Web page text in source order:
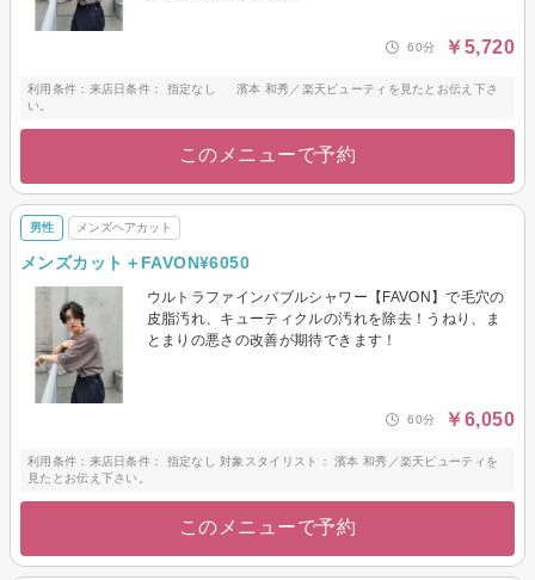
60分 ￥5,720
利用条件：来店日条件： 指定なし 濱本 和秀／楽天ビューティを見たとお伝え下さ
い。
このメニューで予約
男性 メンズヘアカット
メンズカット＋FAVON¥6050
ウルトラファインバブルシャワー【FAVON】で毛穴の
皮脂汚れ、キューティクルの汚れを除去！うねり、ま
とまりの悪さの改善が期待できます！
60分 ￥6,050
利用条件：来店日条件： 指定なし 対象スタイリスト： 濱本 和秀／楽天ビューティを
見たとお伝え下さい。
このメニューで予約